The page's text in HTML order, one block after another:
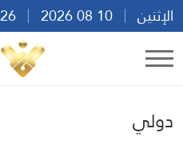
الإثنين
دولي